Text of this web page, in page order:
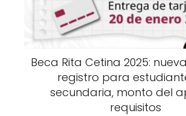
Beca Rita Cetina 2025:
registro para
secundaria, monto del
requisitos